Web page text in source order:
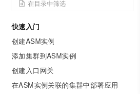
快速入门
创建ASM实例
添加集群到ASM实例
创建入口网关
在ASM实例关联的集群中部署应用
精选产品
人工智能与机器学习
容器
精选解决方案
AI
大数据